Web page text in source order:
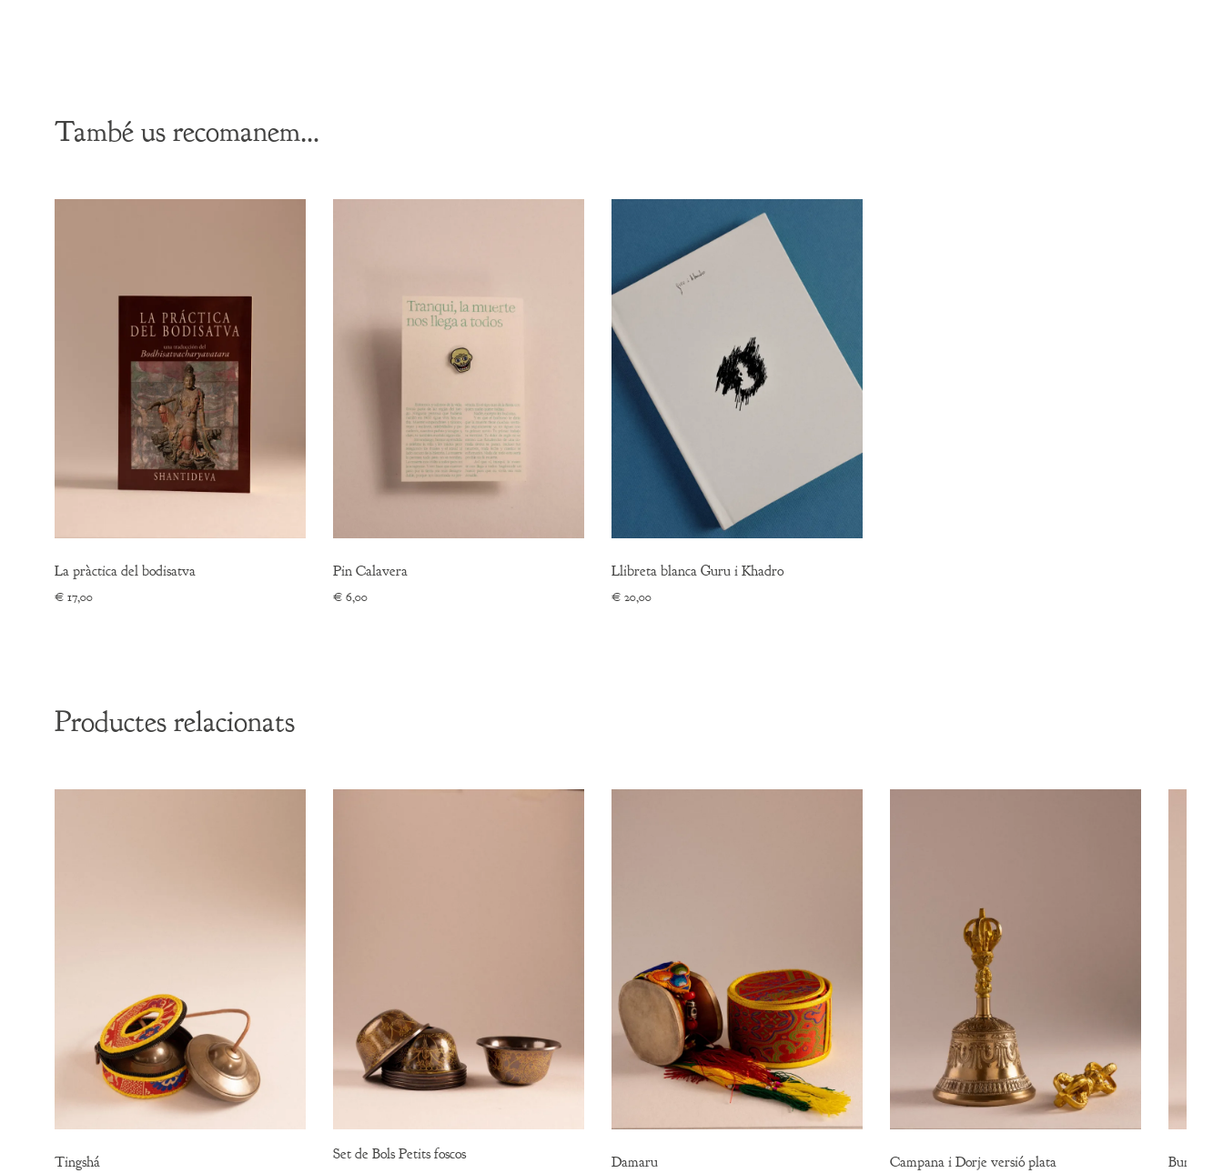
També us recomanem…
La pràctica del bodisatva
€ 17,00
Pin Calavera
€ 6,00
Llibreta blanca Guru i Khadro
€ 20,00
Productes relacionats
Tingshá Set de Bols Petits foscos Damaru Campana i Dorje versió plata Bumpa